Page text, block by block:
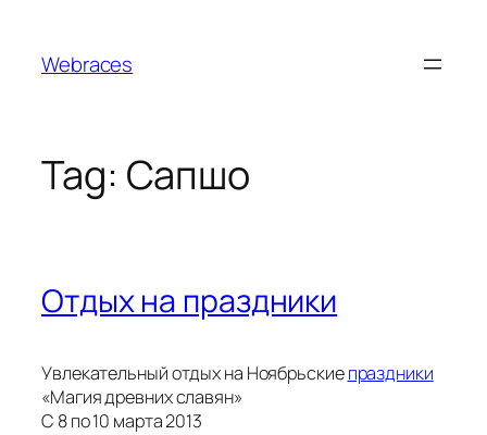
content
Webraces
Tag: Сапшо
Отдых на праздники
Увлекательный отдых на Ноябрьскиепраздники
«Магия древних славян»
С 8 по 10 марта 2013